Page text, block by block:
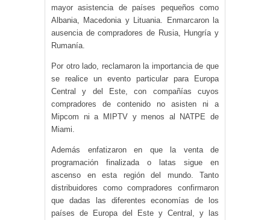
mayor asistencia de países pequeños como
Albania, Macedonia y Lituania. Enmarcaron la
ausencia de compradores de Rusia, Hungría y
Rumanía.
Por otro lado, reclamaron la importancia de que
se realice un evento particular para Europa
Central y del Este, con compañías cuyos
compradores de contenido no asisten ni a
Mipcom ni a MIPTV y menos al NATPE de
Miami.
Además enfatizaron en que la venta de
programación finalizada o latas sigue en
ascenso en esta región del mundo. Tanto
distribuidores como compradores confirmaron
que dadas las diferentes economías de los
países de Europa del Este y Central, y las